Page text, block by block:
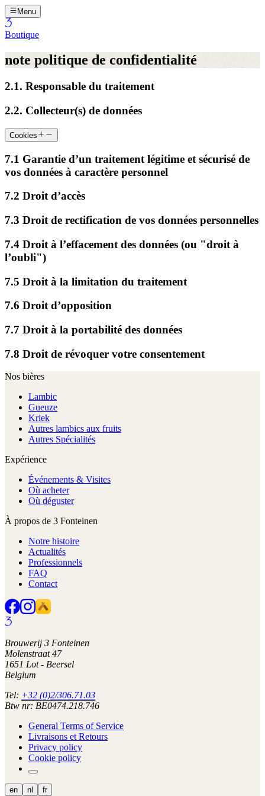
Menu
Boutique
note politique de confidentialité
2.1. Responsable du traitement
2.2. Collecteur(s) de données
Cookies
7.1 Garantie d’un traitement légitime et sécurisé de
vos données à caractère personnel
7.2 Droit d’accès
7.3 Droit de rectification de vos données personnelles
7.4 Droit à l’effacement des données (ou "droit à
l’oubli")
7.5 Droit à la limitation du traitement
7.6 Droit d’opposition
7.7 Droit à la portabilité des données
7.8 Droit de révoquer votre consentement
Nos bières
Lambic
Gueuze
Kriek
Autres lambics aux fruits
Autres Spécialités
Expérience
Événements & Visites
Où acheter
Où déguster
À propos de 3 Fonteinen
Notre histoire
Actualités
Professionnels
FAQ
Contact
Brouwerij 3 Fonteinen
Molenstraat 47
1651 Lot - Beersel
Belgium
Tel: +32 (0)2/306.71.03
Btw nr: BE0474.218.746
General Terms of Service
Livraisons et Retours
Privacy policy
Cookie policy
en nl fr